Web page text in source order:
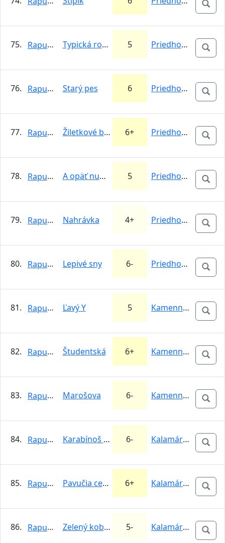
75. Rapunzel Typická rozcvička 5 Priedhorie
76. Rapunzel Starý pes 6 Priedhorie
77. Rapunzel Žiletkové blues 6+ Priedhorie
78. Rapunzel A opäť number 1 5 Priedhorie
79. Rapunzel Nahrávka 4+ Priedhorie
80. Rapunzel Lepivé sny 6- Priedhorie
81. Rapunzel Ľavý Y 5 Kamenné vráta
82. Rapunzel Študentská 6+ Kamenné vráta
83. Rapunzel Marošova 6- Kamenné vráta
84. Rapunzel Karabínoš zhora 6- Kalamárka
85. Rapunzel Pavučia cesta 6+ Kalamárka
86. Rapunzel Zelený koberec 5- Kalamárka